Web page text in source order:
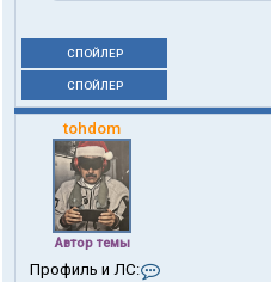
СПОЙЛЕР
СПОЙЛЕР
tohdom
Автор темы
Профиль и ЛС: